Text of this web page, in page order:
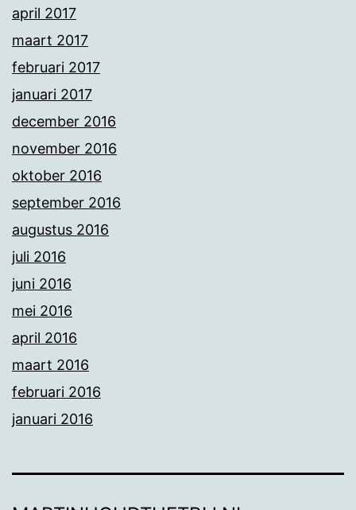
april 2017
maart 2017
februari 2017
januari 2017
december 2016
november 2016
oktober 2016
september 2016
augustus 2016
juli 2016
juni 2016
mei 2016
april 2016
maart 2016
februari 2016
januari 2016